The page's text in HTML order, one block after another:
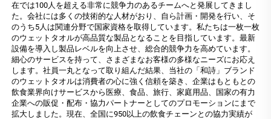
在では100人を超える非常に競争力のあるチームへと発展してきまし
た。会社には多くの技術的な人材がおり、自ら計画・開発を行い、そ
のうち5人は関連分野で国家資格を取得しています。私たちは一枚一枚
のウェットタオルが高品質な製品となることを目指しています。最新
設備を導入し製品レベルを向上させ、総合的競争力を高めています。
細心のサービスを持って、さまざまなお客様の多様なニーズにお応え
します。社員一丸となって取り組んだ結果、当社の「和詩」ブランド
のウェットタオルは消費者の心に強く信頼を築き、企業はもともとの
飲食業界向けサービスから医療、食品、旅行、家庭用品、国家の有力
企業への販促・配布・協力パートナーとしてのプロモーションにまで
拡大しました。現在、全国に950以上の飲食チェーンとの協力実績が